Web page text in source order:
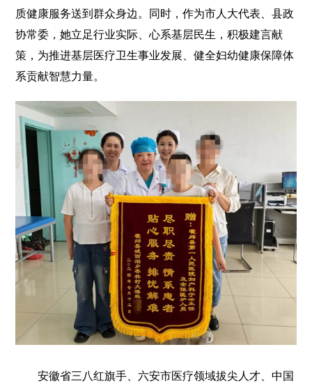
质健康服务送到群众身边。同时，作为市人大代表、县政
协常委，她立足行业实际、心系基层民生，积极建言献
策，为推进基层医疗卫生事业发展、健全妇幼健康保障体
系贡献智慧力量。
安徽省三八红旗手、六安市医疗领域拔尖人才、中国